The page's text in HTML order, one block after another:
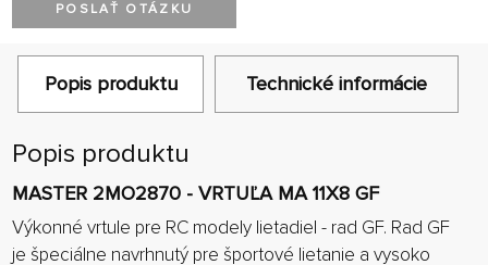
POSLAŤ OTÁZKU
Popis produktu Technické informácie
Popis produktu
MASTER 2MO2870 - VRTUĽA MA 11X8 GF
Výkonné vrtule pre RC modely lietadiel - rad GF. Rad GF
je špeciálne navrhnutý pre športové lietanie a vysoko